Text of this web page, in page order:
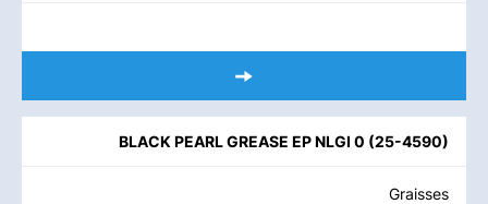
BLACK PEARL GREASE EP NLGI 0 (25-4590)
Graisses